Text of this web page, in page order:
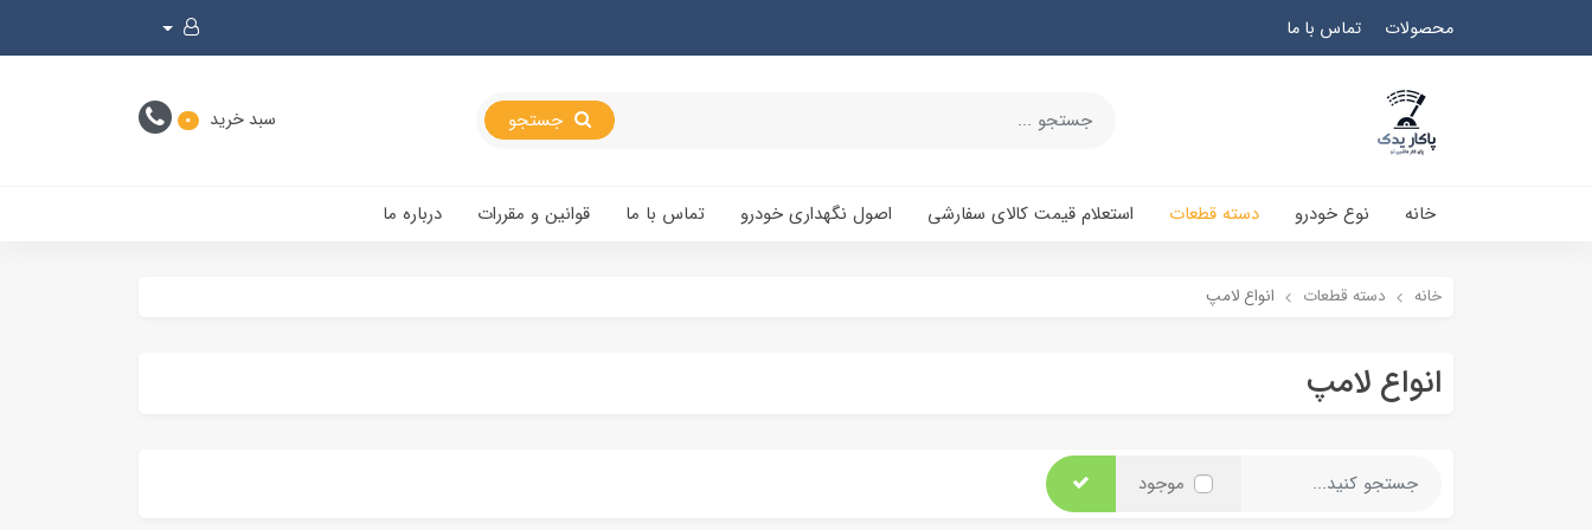
محصولات تماس با ما
سبد خرید 0
خانه نوع خودرو دسته قطعات استعلام قیمت کالای سفارشی اصول نگهداری خودرو تماس با ما قوانین و مقررات درباره ما
خانه دسته قطعات انواع لامپ
انواع لامپ
موجود